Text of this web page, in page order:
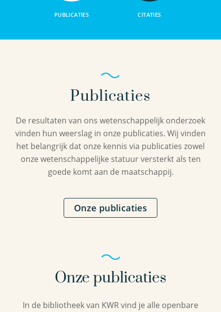
PUBLICATIES CITATIES
Publicaties
De resultaten van ons wetenschappelijk onderzoek
vinden hun weerslag in onze publicaties. Wij vinden
het belangrijk dat onze kennis via publicaties zowel
onze wetenschappelijke statuur versterkt als ten
goede komt aan de maatschappij.
Onze publicaties
Onze publicaties
In de bibliotheek van KWR vind je alle openbare